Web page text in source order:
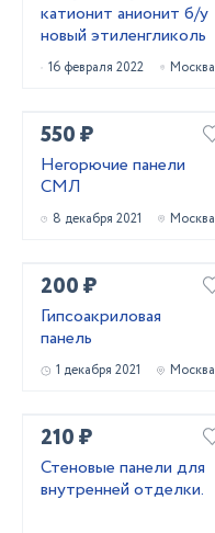
катионит анионит б/у
новый этиленгликоль
16 февраля 2022 Москва
550 ₽
Негорючие панели
СМЛ
8 декабря 2021 Москва
200 ₽
Гипсоакриловая
панель
1 декабря 2021 Москва
210 ₽
Стеновые панели для
внутренней отделки.